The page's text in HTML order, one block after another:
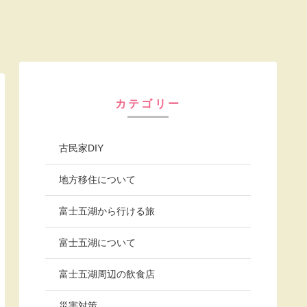
カテゴリー
古民家DIY
地方移住について
富士五湖から行ける旅
富士五湖について
富士五湖周辺の飲食店